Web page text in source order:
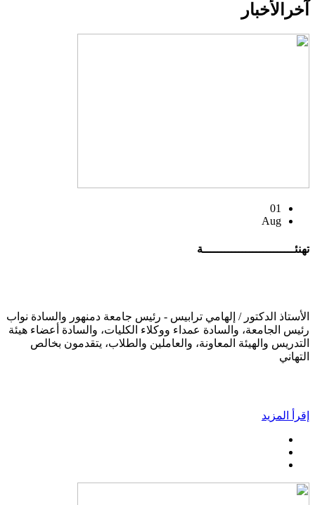
آخر الأخبار
01
Aug
تهنئــــــــــــــــــــــــــة
الأستاذ الدكتور / إلهامي ترابيس - رئيس جامعة دمنهور والسادة نواب
رئيس الجامعة، والسادة عمداء ووكلاء الكليات، والسادة أعضاء هيئة
التدريس والهيئة المعاونة، والعاملين والطلاب، يتقدمون بخالص
التهاني
إقرأ المزيد